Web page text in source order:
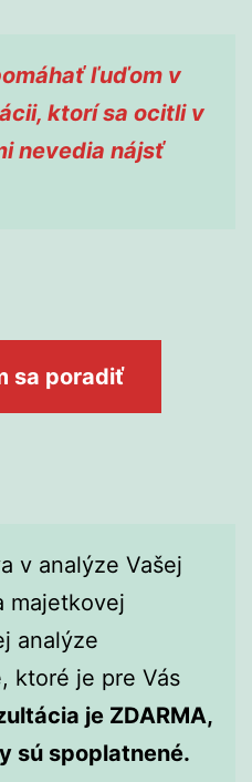
ľuďom v
ktorí sa ocitli v
nevedia nájsť
sa poradiť
v analýze Vašej
majetkovej
analýze
ktoré je pre Vás
je ZDARMA,
sú spoplatnené.